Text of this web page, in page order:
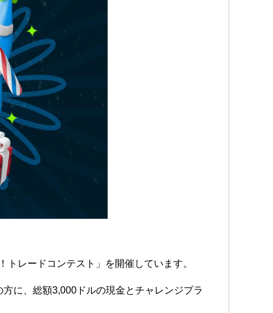
レードコンテスト」を開催しています。
に、総額3,000ドルの現金とチャレンジプラ